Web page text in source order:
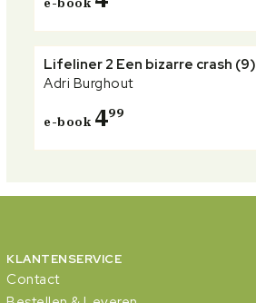
Lifeliner 2 Een bizarre crash (9)
Adri Burghout
e-book 499
KLANTENSERVICE
Contact